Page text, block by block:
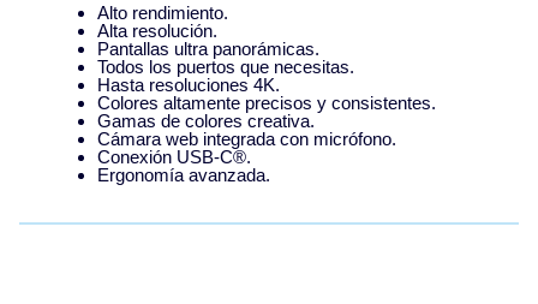
Alto rendimiento.
Alta resolución.
Pantallas ultra panorámicas.
Todos los puertos que necesitas.
Hasta resoluciones 4K.
Colores altamente precisos y consistentes.
Gamas de colores creativa.
Cámara web integrada con micrófono.
Conexión USB-C®.
Ergonomía avanzada.